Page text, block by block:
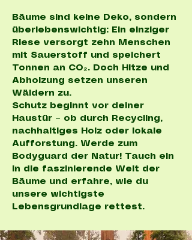
Bäume sind keine Deko, sondern
überlebenswichtig: Ein einziger
Riese versorgt zehn Menschen
mit Sauerstoff und speichert
Tonnen an CO₂. Doch Hitze und
Abholzung setzen unseren
Wäldern zu.
Schutz beginnt vor deiner
Haustür – ob durch Recycling,
nachhaltiges Holz oder lokale
Aufforstung. Werde zum
Bodyguard der Natur! Tauch ein
in die faszinierende Welt der
Bäume und erfahre, wie du
unsere wichtigste
Lebensgrundlage rettest.